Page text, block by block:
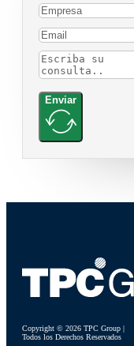
Enviar
Copyright © 2026 TPC Group |
Todos los Derechos Reservados